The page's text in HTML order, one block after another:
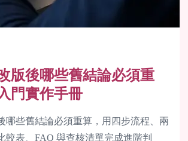
版後哪些舊結論必須重
門實作手冊
哪些舊結論必須重算，用四步流程、兩
較表、FAQ 與查核清單完成進階判